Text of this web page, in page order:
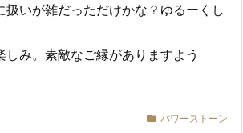
扱いが雑だっただけかな？ゆるーくし
しみ。素敵なご縁がありますよう
パワーストーン